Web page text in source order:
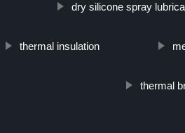
dry silicone spray
thermal insulation
thermal